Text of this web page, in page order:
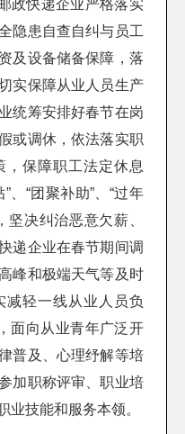
政快递企业严格落实
隐患自查自纠与员工
及设备储备保障，落
实保障从业人员生产
统筹安排好春节在岗
或调休，依法落实职
，保障职工法定休息
、“团聚补助”、“过年
坚决纠治恶意欠薪、
递企业在春节期间调
峰和极端天气等及时
减轻一线从业人员负
面向从业青年广泛开
普及、心理纾解等培
加职称评审、职业培
业技能和服务本领。